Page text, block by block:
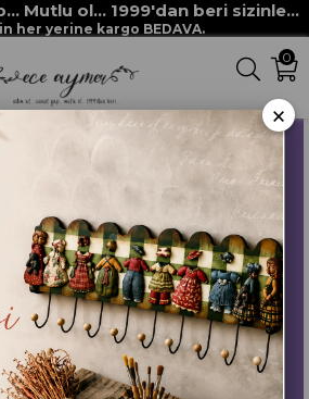
Mutlu ol... 1999'dan beri sizinle...
her yerine kargo BEDAVA.
0
MULTİ SURFACE her yüzey boyaları
×